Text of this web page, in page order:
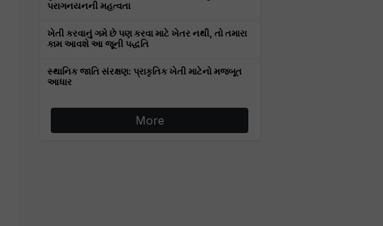
પરાગનયનની મહત્વતા
ખેતી કરવાનું ગમે છે પણ કરવા માટે ખેતર નથી, તો તમારા
કામ આવશે આ જૂની પદ્ધતિ
સ્થાનિક જાતિ સંરક્ષણ: પ્રાકૃતિક ખેતી માટેનો મજબૂત
આધાર
More